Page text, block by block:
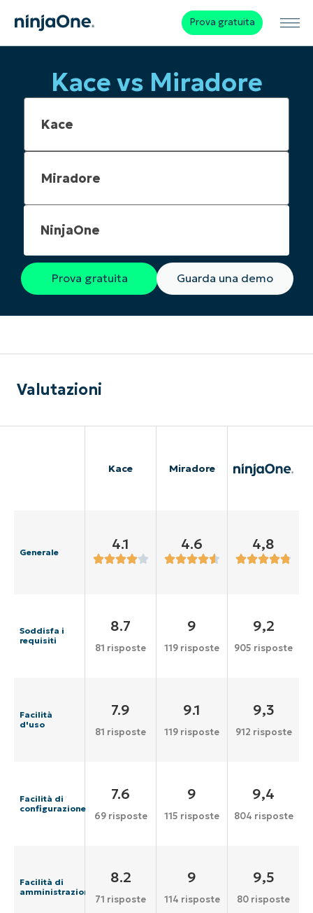
Prova gratuita
Kace vs Miradore
NinjaOne
Prova gratuita Guarda una demo
Valutazioni
Kace Miradore
Generale 4.1 4.6 4,8
Soddisfa i
requisiti
8.7
81 risposte
9
119 risposte
9,2
905 risposte
Facilità
d'uso
7.9
81 risposte
9.1
119 risposte
9,3
912 risposte
Facilità di
configurazione
7.6
69 risposte
9
115 risposte
9,4
804 risposte
Facilità di
amministrazione
8.2
71 risposte
9
114 risposte
9,5
80 risposte